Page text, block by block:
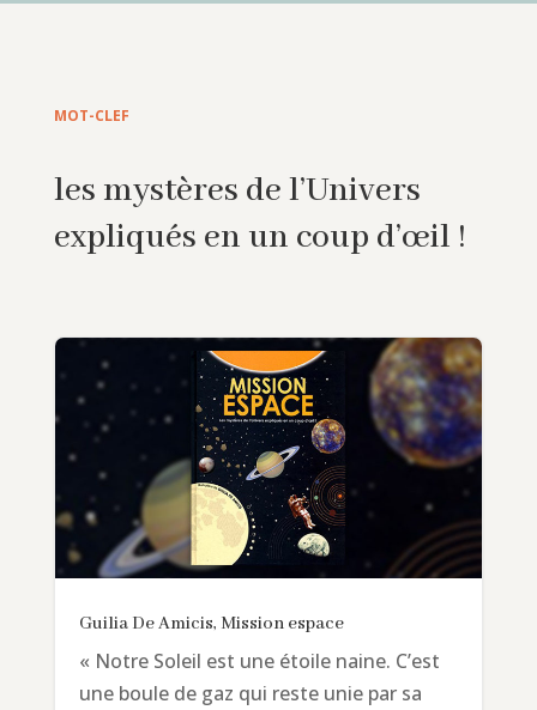
MOT-CLEF
les mystères de l’Univers
expliqués en un coup d’œil !
Guilia De Amicis, Mission espace
« Notre Soleil est une étoile naine. C’est
une boule de gaz qui reste unie par sa